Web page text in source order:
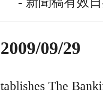
2009/09/29
The